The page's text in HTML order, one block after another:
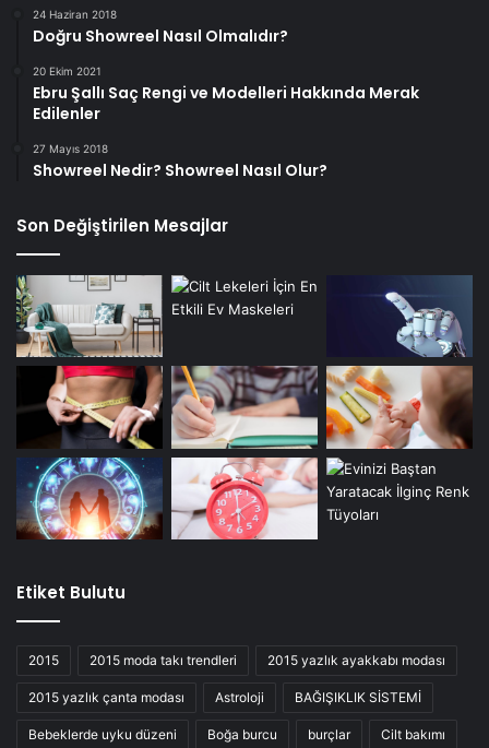
24 Haziran 2018
Doğru Showreel Nasıl Olmalıdır?
20 Ekim 2021
Ebru Şallı Saç Rengi ve Modelleri Hakkında Merak
Edilenler
27 Mayıs 2018
Showreel Nedir? Showreel Nasıl Olur?
Son Değiştirilen Mesajlar
Etiket Bulutu
2015 2015 moda takı trendleri 2015 yazlık ayakkabı modası
2015 yazlık çanta modası Astroloji BAĞIŞIKLIK SİSTEMİ
Bebeklerde uyku düzeni Boğa burcu burçlar Cilt bakımı